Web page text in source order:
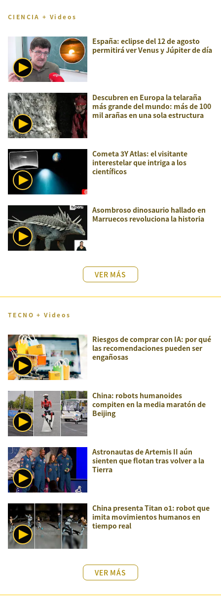
CIENCIA + Videos
España: eclipse del 12 de agosto
permitirá ver Venus y Júpiter de día
Descubren en Europa la telaraña
más grande del mundo: más de 100
mil arañas en una sola estructura
Cometa 3Y Atlas: el visitante
interestelar que intriga a los
científicos
Asombroso dinosaurio hallado en
Marruecos revoluciona la historia
VER MÁS
TECNO + Videos
Riesgos de comprar con IA: por qué
las recomendaciones pueden ser
engañosas
China: robots humanoides
compiten en la media maratón de
Beijing
Astronautas de Artemis II aún
sienten que flotan tras volver a la
Tierra
China presenta Titan o1: robot que
imita movimientos humanos en
tiempo real
VER MÁS